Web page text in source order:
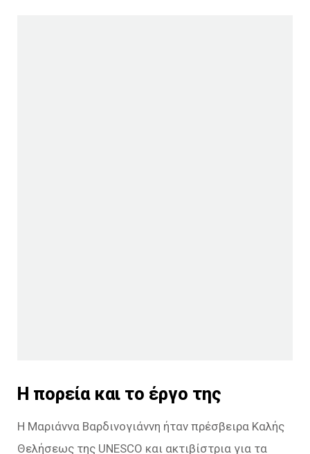
Η πορεία και το έργο της
Η Μαριάννα Βαρδινογιάννη ήταν πρέσβειρα Καλής
Θελήσεως της UNESCO και ακτιβίστρια για τα